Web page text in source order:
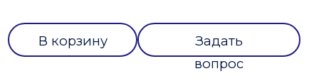
В корзину
Задать
вопрос